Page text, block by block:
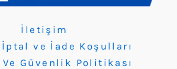
İletişim
İptal ve İade Koşulları
Güvenlik Politikası